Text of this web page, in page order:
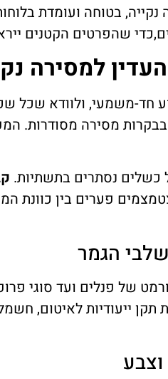
נקייה, בטוחה ועומדת
שהפרטים הקטנים
למסירה
חד-משמעי, ולוודא
מסירה מסודרות.
כשלים נסתרים בתשתיות.
פערים בין כוונת
הגמר
של פנלים ועד סוגי
ייעודיות לאיטום,